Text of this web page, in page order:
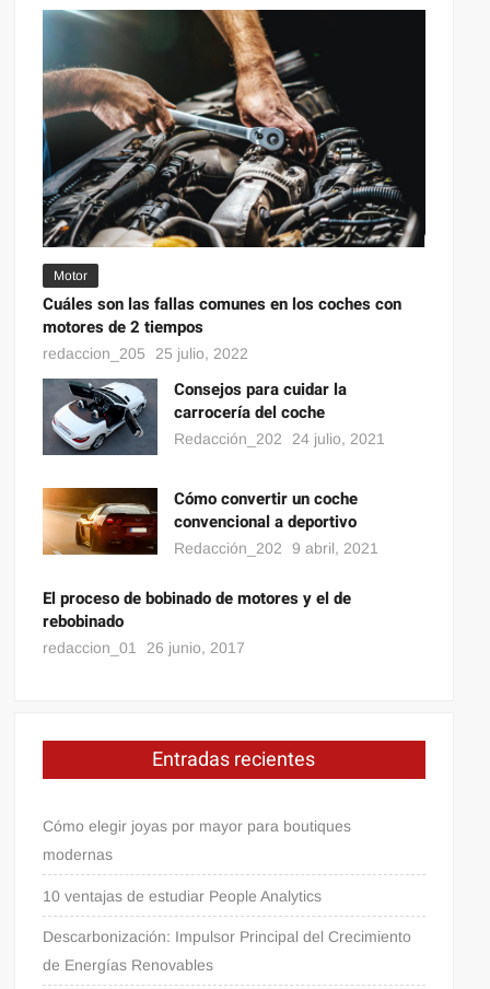
Motor
Cuáles son las fallas comunes en los coches con
motores de 2 tiempos
redaccion_205 25 julio, 2022
Consejos para cuidar la
carrocería del coche
Redacción_202 24 julio, 2021
Cómo convertir un coche
convencional a deportivo
Redacción_202 9 abril, 2021
El proceso de bobinado de motores y el de
rebobinado
redaccion_01 26 junio, 2017
Entradas recientes
Cómo elegir joyas por mayor para boutiques
modernas
10 ventajas de estudiar People Analytics
Descarbonización: Impulsor Principal del Crecimiento
de Energías Renovables